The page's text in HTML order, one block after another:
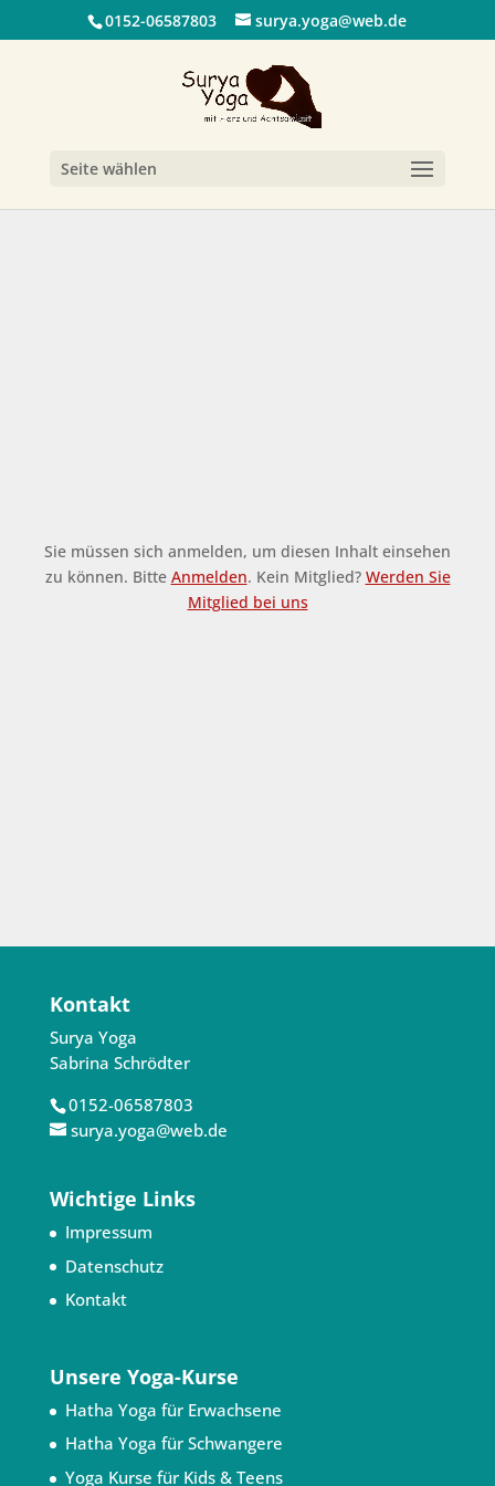
0152-06587803 surya.yoga@web.de
Seite wählen
Sie müssen sich anmelden, um diesen Inhalt einsehen
zu können. Bitte Anmelden. Kein Mitglied? Werden Sie
Mitglied bei uns
Kontakt
Surya Yoga
Sabrina Schrödter
0152-06587803
surya.yoga@web.de
Wichtige Links
Impressum
Datenschutz
Kontakt
Unsere Yoga-Kurse
Hatha Yoga für Erwachsene
Hatha Yoga für Schwangere
Yoga Kurse für Kids & Teens